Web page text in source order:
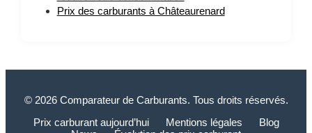
Prix des carburants à Châteaurenard
© 2026 Comparateur de Carburants. Tous droits réservés.
Prix carburant aujourd’hui
Mentions légales
Blog